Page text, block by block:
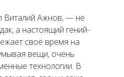
Виталий Ажнов, — не
а настоящий гений-
своё время на
вещи, очень
технологии. В